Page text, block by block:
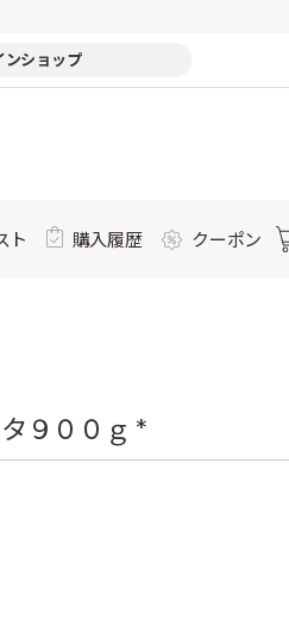
ンショップ
ト 購入履歴 クーポン
９００ｇ *